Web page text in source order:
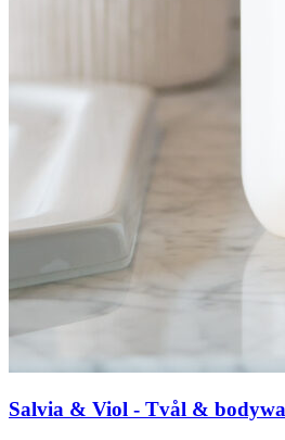
Salvia & Viol - Tvål &